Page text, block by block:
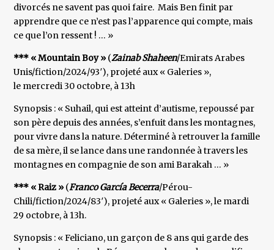
divorcés ne savent pas quoi faire. Mais Ben finit par
apprendre que ce n’est pas l’apparence qui compte, mais
ce que l’on ressent ! … »
*** « Mountain Boy » (Zainab Shaheen/Emirats Arabes
Unis/fiction/2024/93′), projeté aux « Galeries »,
le mercredi 30 octobre, à 13h
Synopsis : « Suhail, qui est atteint d’autisme, repoussé par
son père depuis des années, s’enfuit dans les montagnes,
pour vivre dans la nature. Déterminé à retrouver la famille
de sa mère, il se lance dans une randonnée à travers les
montagnes en compagnie de son ami Barakah … »
*** « Raiz » (Franco García Becerra/Pérou-
Chili/fiction/2024/83′), projeté aux « Galeries », le mardi
29 octobre, à 13h.
Synopsis : « Feliciano, un garçon de 8 ans qui garde des